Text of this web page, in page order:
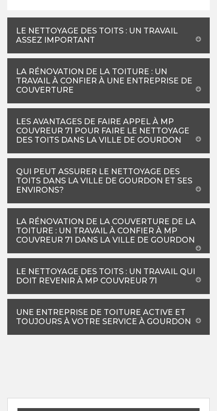
LE NETTOYAGE DES TOITS : UN TRAVAIL
ASSEZ IMPORTANT
LA RÉNOVATION DE LA TOITURE : UN
TRAVAIL À CONFIER À UNE ENTREPRISE DE
COUVERTURE
LES AVANTAGES DE FAIRE APPEL À MP
COUVREUR 71 POUR FAIRE LE NETTOYAGE
DES TOITS DANS LA VILLE DE GOURDON
QUI PEUT ASSURER LE NETTOYAGE DES
TOITS DANS LA VILLE DE GOURDON ET SES
ENVIRONS?
LA RÉNOVATION DE LA COUVERTURE DE LA
TOITURE : UN TRAVAIL À CONFIER À MP
COUVREUR 71 DANS LA VILLE DE GOURDON
LE NETTOYAGE DES TOITS : UN TRAVAIL QUI
DOIT REVENIR À MP COUVREUR 71
UNE ENTREPRISE DE TOITURE ACTIVE ET
TOUJOURS À VOTRE SERVICE À GOURDON